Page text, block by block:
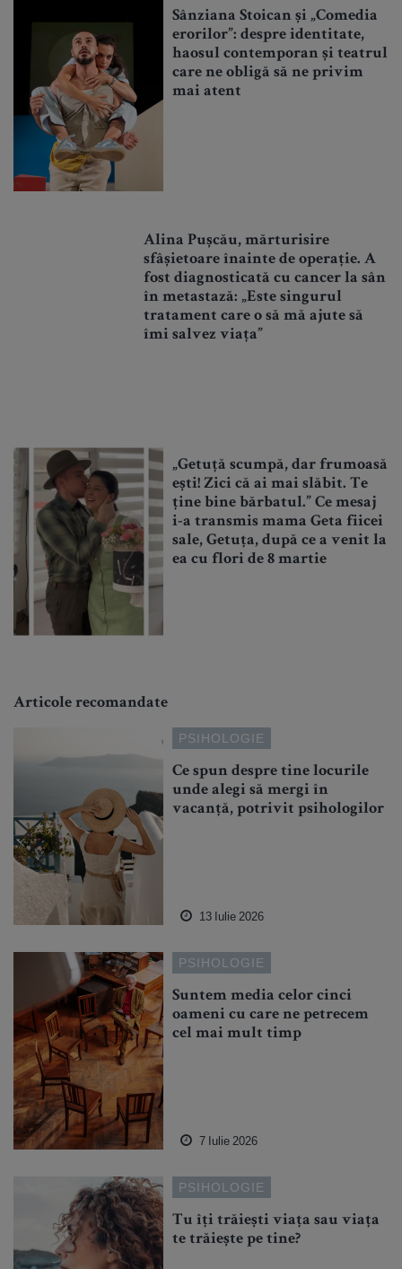
Sânziana Stoican și „Comedia
erorilor”: despre identitate,
haosul contemporan și teatrul
care ne obligă să ne privim
mai atent
Alina Pușcău, mărturisire
sfâșietoare înainte de operație. A
fost diagnosticată cu cancer la sân
în metastază: „Este singurul
tratament care o să mă ajute să
îmi salvez viața”
„Getuță scumpă, dar frumoasă
ești! Zici că ai mai slăbit. Te
ține bine bărbatul.” Ce mesaj
i-a transmis mama Geta fiicei
sale, Getuța, după ce a venit la
ea cu flori de 8 martie
Articole recomandate
PSIHOLOGIE
Ce spun despre tine locurile
unde alegi să mergi în
vacanță, potrivit psihologilor
13 Iulie 2026
PSIHOLOGIE
Suntem media celor cinci
oameni cu care ne petrecem
cel mai mult timp
7 Iulie 2026
PSIHOLOGIE
Tu îți trăiești viața sau viața
te trăiește pe tine?